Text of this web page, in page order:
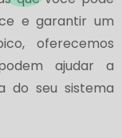
e garantir um
oferecemos
ajudar a
do seu sistema